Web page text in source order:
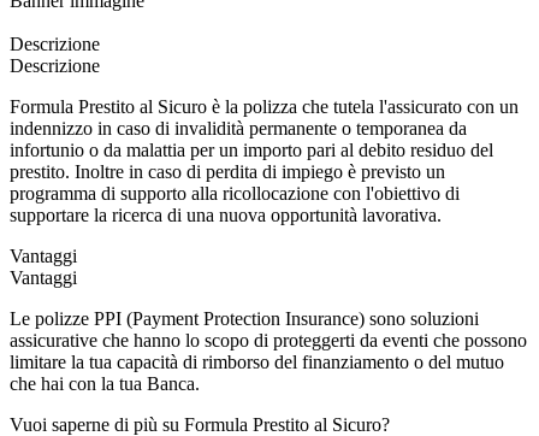
Descrizione
Descrizione
Formula Prestito al Sicuro è la polizza che tutela l'assicurato con un
indennizzo in caso di invalidità permanente o temporanea da
infortunio o da malattia per un importo pari al debito residuo del
prestito. Inoltre in caso di perdita di impiego è previsto un
programma di supporto alla ricollocazione con l'obiettivo di
supportare la ricerca di una nuova opportunità lavorativa.
Vantaggi
Vantaggi
Le polizze PPI (Payment Protection Insurance) sono soluzioni
assicurative che hanno lo scopo di proteggerti da eventi che possono
limitare la tua capacità di rimborso del finanziamento o del mutuo
che hai con la tua Banca.
Vuoi saperne di più su Formula Prestito al Sicuro?